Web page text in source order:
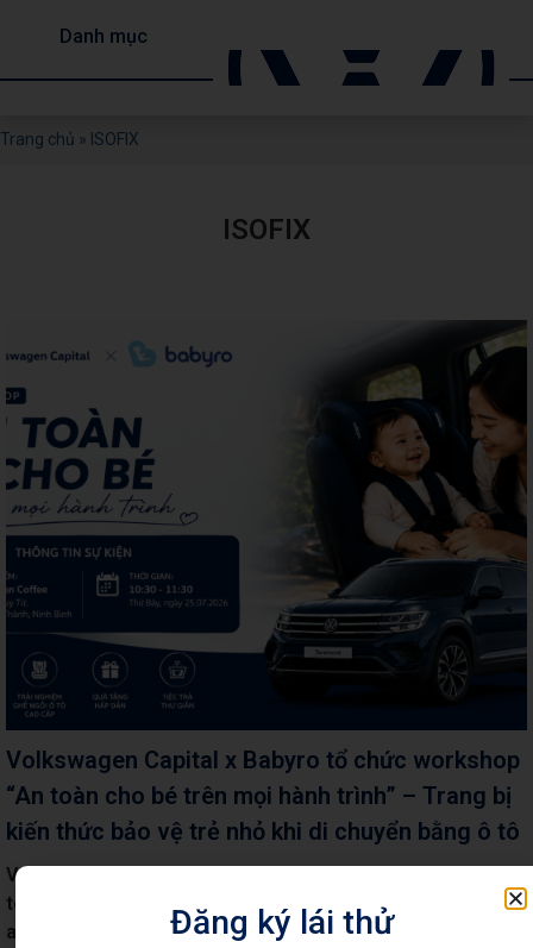
Danh mục
Trang chủ » ISOFIX
ISOFIX
Volkswagen Capital x Babyro tổ chức workshop
“An toàn cho bé trên mọi hành trình” – Trang bị
kiến thức bảo vệ trẻ nhỏ khi di chuyển bằng ô tô
Volkswagen Capital phối hợp Babyro tổ chức workshop “An
toàn cho bé trên mọi hành trình”, chia sẻ kiến thức về ghế
an toàn trẻ em, ISOFIX và bảo vệ bé khi di chuyển bằng ô
Đăng ký lái thử